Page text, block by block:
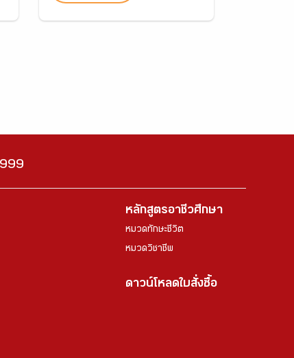
หลักสูตรอาชีวศึกษา
หมวดทักษะชีวิต
หมวดวิชาชีพ
ดาวน์โหลดใบสั่งซื้อ